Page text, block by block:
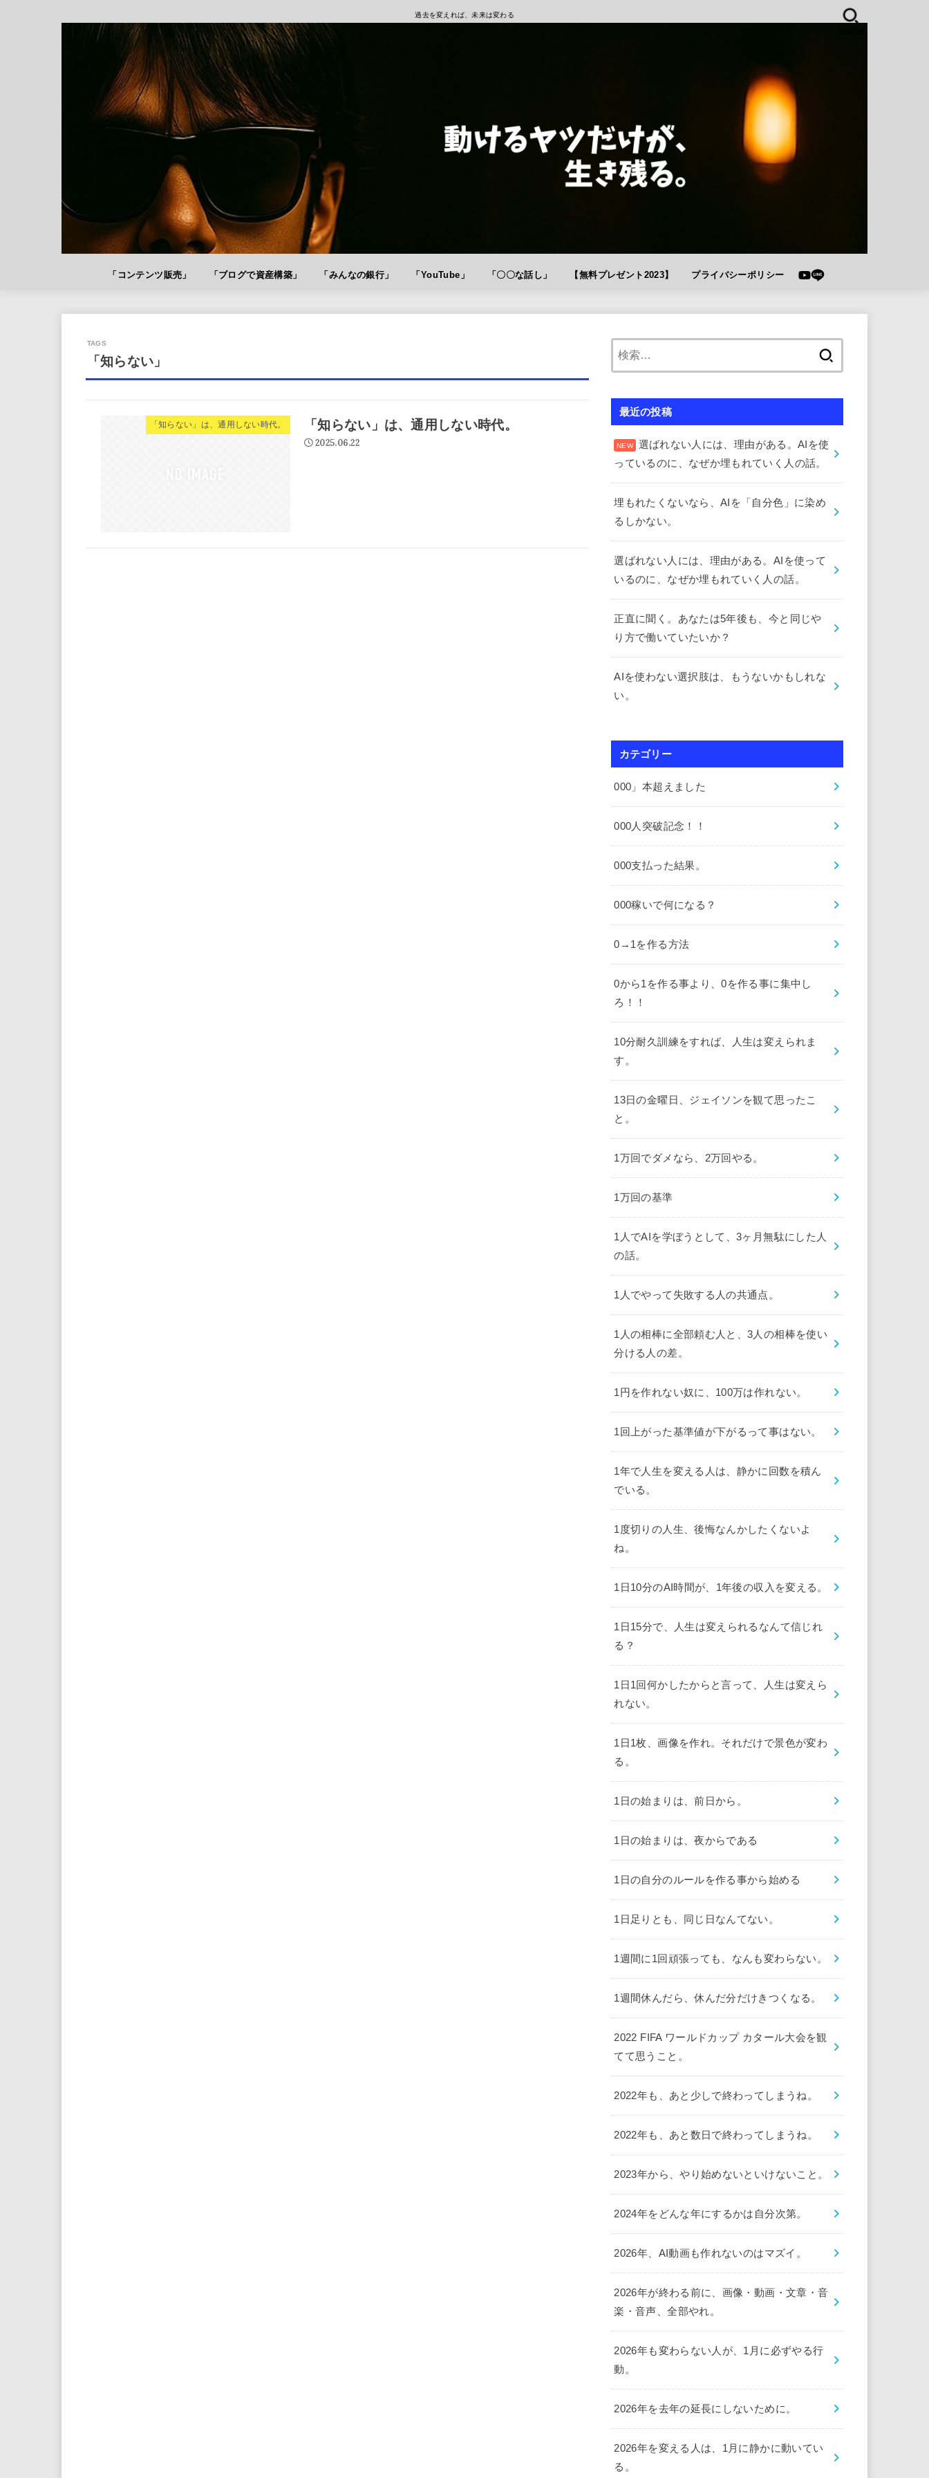
過去を変えれば、未来は変わる
「コンテンツ販売」 「ブログで資産構築」 「みんなの銀行」 「YouTube」 「〇〇な話し」 【無料プレゼント2023】 プライバシーポリシー
「知らない」
「知らない」は、通用しない時代。 「知らない」は、通用しない時代。
2025.06.22
最近の投稿
選ばれない人には、理由がある。AIを使
っているのに、なぜか埋もれていく人の話。
埋もれたくないなら、AIを「自分色」に染め
るしかない。
選ばれない人には、理由がある。AIを使って
いるのに、なぜか埋もれていく人の話。
正直に聞く。あなたは5年後も、今と同じや
り方で働いていたいか？
AIを使わない選択肢は、もうないかもしれな
い。
カテゴリー
000」本超えました
000人突破記念！！
000支払った結果。
000稼いで何になる？
0→1を作る方法
0から1を作る事より、0を作る事に集中し
ろ！！
10分耐久訓練をすれば、人生は変えられま
す。
13日の金曜日、ジェイソンを観て思ったこ
と。
1万回でダメなら、2万回やる。
1万回の基準
1人でAIを学ぼうとして、3ヶ月無駄にした人
の話。
1人でやって失敗する人の共通点。
1人の相棒に全部頼む人と、3人の相棒を使い
分ける人の差。
1円を作れない奴に、100万は作れない。
1回上がった基準値が下がるって事はない。
1年で人生を変える人は、静かに回数を積ん
でいる。
1度切りの人生、後悔なんかしたくないよ
ね。
1日10分のAI時間が、1年後の収入を変える。
1日15分で、人生は変えられるなんて信じれ
る？
1日1回何かしたからと言って、人生は変えら
れない。
1日1枚、画像を作れ。それだけで景色が変わ
る。
1日の始まりは、前日から。
1日の始まりは、夜からである
1日の自分のルールを作る事から始める
1日足りとも、同じ日なんてない。
1週間に1回頑張っても、なんも変わらない。
1週間休んだら、休んだ分だけきつくなる。
2022 FIFA ワールドカップ カタール大会を観
てて思うこと。
2022年も、あと少しで終わってしまうね。
2022年も、あと数日で終わってしまうね。
2023年から、やり始めないといけないこと。
2024年をどんな年にするかは自分次第。
2026年、AI動画も作れないのはマズイ。
2026年が終わる前に、画像・動画・文章・音
楽・音声、全部やれ。
2026年も変わらない人が、1月に必ずやる行
動。
2026年を去年の延長にしないために。
2026年を変える人は、1月に静かに動いてい
る。